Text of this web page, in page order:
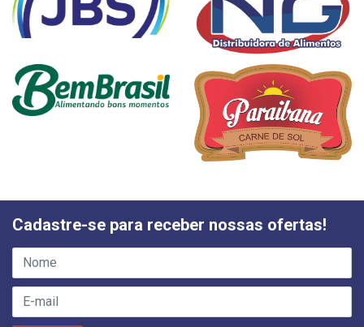
Cadastre-se para receber nossas ofertas!